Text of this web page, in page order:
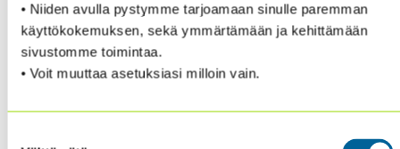
• Niiden avulla pystymme tarjoamaan sinulle paremman
käyttökokemuksen, sekä ymmärtämään ja kehittämään
sivustomme toimintaa.
• Voit muuttaa asetuksiasi milloin vain.
minimoimaan väärinkäytösten vaikutuksia lisäämällä
tietoisuutta väärinkäytösriskeistä.
Pääset kuuntelemaan IIA:n uutta Fraud podcastia